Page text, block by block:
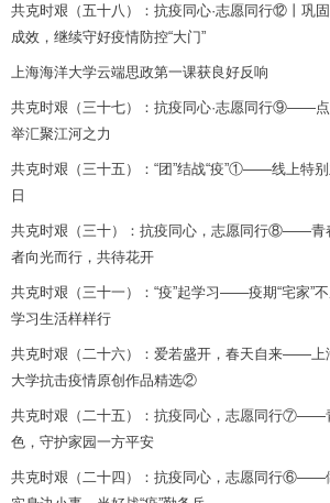
共克时艰（五十八）：抗疫同心·志愿同行⑫丨巩
成效，继续守好疫情防控“大门”
上海海洋大学云端思政第一课获良好反响
共克时艰（三十七）：抗疫同心·志愿同行⑨——点
举汇聚江河之力
共克时艰（三十五）：“团”结战“疫”①——线上特别
日
共克时艰（三十）：抗疫同心，志愿同行⑧——青
者向光而行，共待花开
共克时艰（三十一）：​“疫”起学习——疫期“宅家”不
学习生活样样行
共克时艰（二十六）：爱若盛开，春天自来——上
大学抗击疫情原创作品精选②
共克时艰（二十五）：抗疫同心，志愿同行⑦——
色，守护家园一方平安
共克时艰（二十四）：抗疫同心，志愿同行⑥——